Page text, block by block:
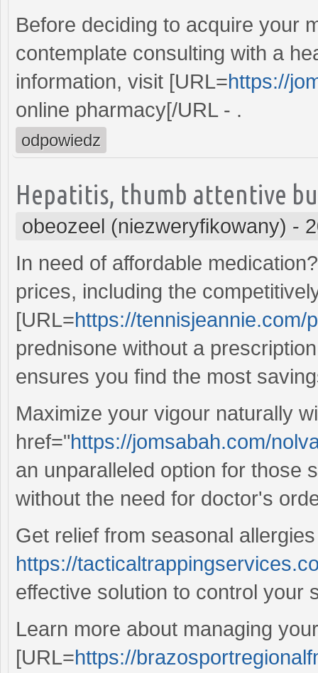
Before deciding to acquire your
contemplate consulting with a
information, visit [URL=https://
online pharmacy[/URL - .
odpowiedz
Hepatitis, thumb attentive
obeozeel (niezweryfikowany) -
In need of affordable
prices, including the
[URL=https://tennisjeannie.com/
prednisone without a
ensures you find the most
Maximize your vigour naturally
href="https://jomsabah.com/
an unparalleled option for those
without the need for doctor's
Get relief from seasonal
https://
effective solution to control your
Learn more about managing
[URL=https://